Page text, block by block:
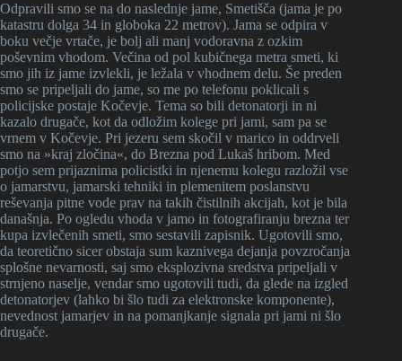
Odpravili smo se na do naslednje jame, Smetišča (jama je po
katastru dolga 34 in globoka 22 metrov). Jama se odpira v
boku večje vrtače, je bolj ali manj vodoravna z ozkim
poševnim vhodom. Večina od pol kubičnega metra smeti, ki
smo jih iz jame izvlekli, je ležala v vhodnem delu. Še preden
smo se pripeljali do jame, so me po telefonu poklicali s
policijske postaje Kočevje. Tema so bili detonatorji in ni
kazalo drugače, kot da odložim kolege pri jami, sam pa se
vrnem v Kočevje. Pri jezeru sem skočil v marico in oddrveli
smo na »kraj zločina«, do Brezna pod Lukaš hribom. Med
potjo sem prijaznima policistki in njenemu kolegu razložil vse
o jamarstvu, jamarski tehniki in plemenitem poslanstvu
reševanja pitne vode prav na takih čistilnih akcijah, kot je bila
današnja. Po ogledu vhoda v jamo in fotografiranju brezna ter
kupa izvlečenih smeti, smo sestavili zapisnik. Ugotovili smo,
da teoretično sicer obstaja sum kaznivega dejanja povzročanja
splošne nevarnosti, saj smo eksplozivna sredstva pripeljali v
strnjeno naselje, vendar smo ugotovili tudi, da glede na izgled
detonatorjev (lahko bi šlo tudi za elektronske komponente),
nevednost jamarjev in na pomanjkanje signala pri jami ni šlo
drugače.